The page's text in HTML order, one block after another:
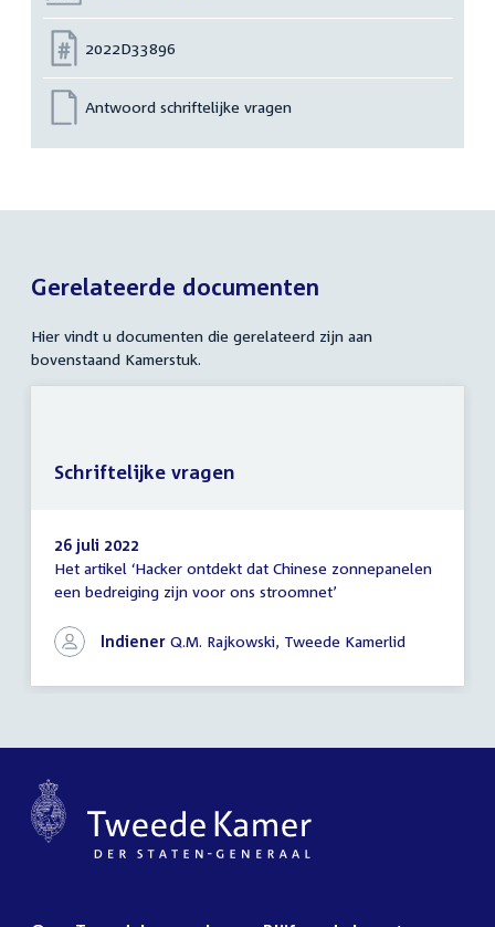
Nummer:
2022D33896
Antwoord schriftelijke vragen
Gerelateerde documenten
Hier vindt u documenten die gerelateerd zijn aan
bovenstaand Kamerstuk.
Schriftelijke
vragen
26 juli 2022
Het artikel ‘Hacker ontdekt dat Chinese zonnepanelen
een bedreiging zijn voor ons stroomnet’
Indiener Q.M. Rajkowski, Tweede Kamerlid
Schriftelijke vragen